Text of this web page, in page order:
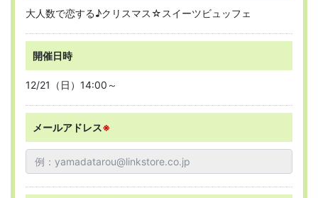
大人数で恋する♪クリスマス☆スイーツビュッフェ
開催日時
12/21（日）14:00～
メールアドレス※